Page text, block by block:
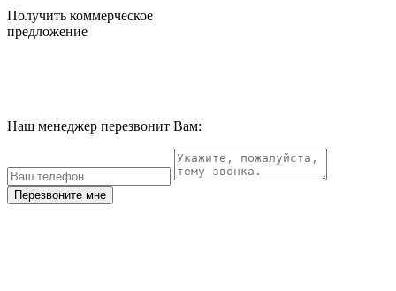
Получить коммерческое
предложение
Наш менеджер перезвонит Вам:
Перезвоните мне